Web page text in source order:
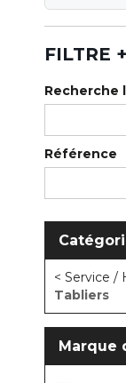
FILTRE +
Recherche
Référence
< Service /
Tabliers
Marque